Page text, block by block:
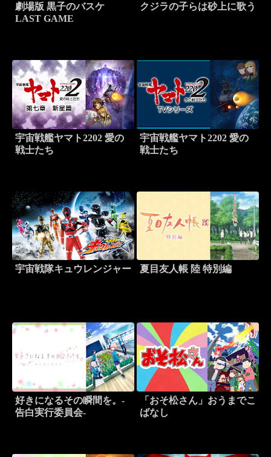
劇場版 黒子のバスケ
LAST GAME
クジラの子らは砂上に歌う
宇宙戦艦ヤマト2202 愛の
戦士たち
宇宙戦艦ヤマト2202 愛の
戦士たち
宇宙戦隊キュウレンジャー 夏目友人帳 陸 特別編
好きになるその瞬間を。-
告白実行委員会-
「おそ松さん」おうまでこ
ばなし